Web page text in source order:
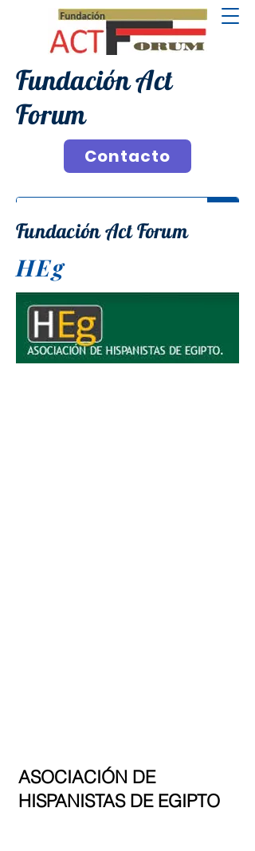
Fundación Act
Forum
Contacto
Fundación Act Forum
HEg
ASOCIACIÓN DE
HISPANISTAS DE EGIPTO